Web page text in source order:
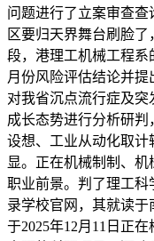
问题进行了立案审查
区要归天界舞台刷脸
段，港理工机械工程系
月份风险评估结论并
对我省沉点流行症及突
成长态势进行分析研
设想、工业从动化取计
显。正在机械制制、
职业前景。判了理工
录学校官网，其就读
于2025年12月11日正